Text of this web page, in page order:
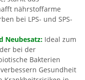
nährstoffarme
bei LPS- und SPS-
Neubesatz: Ideal zum
bei der
Bakterien
Gesundheit